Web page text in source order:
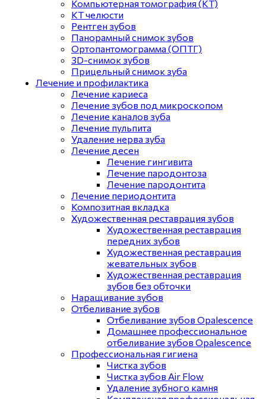
Компьютерная томография (КТ)
КТ челюсти
Рентген зубов
Панорамный снимок зубов
Ортопантомограмма (ОПТГ)
3D-снимок зубов
Прицельный снимок зуба
Лечение и профилактика
Лечение кариеса
Лечение зубов под микроскопом
Лечение каналов зуба
Лечение пульпита
Удаление нерва зуба
Лечение десен
Лечение гингивита
Лечение пародонтоза
Лечение пародонтита
Лечение периодонтита
Композитная вкладка
Художественная реставрация зубов
Художественная реставрация
передних зубов
Художественная реставрация
жевательных зубов
Художественная реставрация
зубов без обточки
Наращивание зубов
Отбеливание зубов
Отбеливание зубов Opalescence
Домашнее профессиональное
отбеливание зубов Opalescence
Профессиональная гигиена
Чистка зубов
Чистка зубов Air Flow
Удаление зубного камня